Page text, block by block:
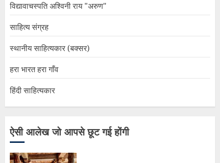
विद्यावाचस्पति अश्विनी राय "अरुण"
साहित्य संग्रह
स्थानीय साहित्यकार (बक्सर)
हरा भारत हरा गाँव
हिंदी साहित्यकार
ऐसी आलेख जो आपसे छूट गई होंगी